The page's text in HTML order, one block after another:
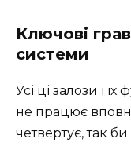
Ключові
системи
Усі ці залози і
не працює
четвертує, так